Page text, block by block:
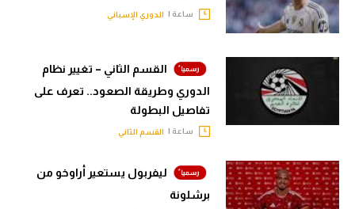
ساعة | الدوري الإسباني
القسم الثاني – تغيير نظام
الدوري وطريقة الصعود.. تعرف على
تفاصيل البطولة
ساعة | القسم الثاني
ليفربول يستعير أراوخو من
برشلونة